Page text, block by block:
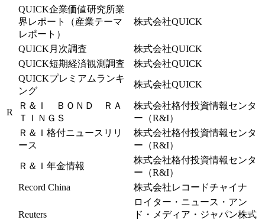
QUICK企業価値研究所業
界レポート（産業テーマ
レポート）
株式会社QUICK
QUICK月次調査
株式会社QUICK
QUICK短期経済観測調査
株式会社QUICK
QUICKプレミアムランキ
ング
株式会社QUICK
R
Ｒ＆Ｉ ＢＯＮＤ ＲＡ
ＴＩＮＧＳ
株式会社格付投資情報センタ
ー（R&I）
Ｒ＆Ｉ格付ニュースリリ
ース
株式会社格付投資情報センタ
ー（R&I）
Ｒ＆Ｉ年金情報
株式会社格付投資情報センタ
ー（R&I）
Record China
株式会社レコードチャイナ
Reuters
ロイター・ニュース・アン
ド・メディア・ジャパン株式